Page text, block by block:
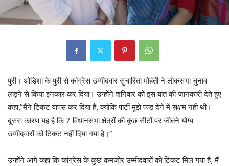
पुरी। ओडिशा के पुरी से कांग्रेस उम्मीदवार सुचारिता मोहंती ने लोकसभा चुनाव
लड़ने से किया इनकार कर दिया। उन्होंने शनिवार को इस बात की जानकारी देते हुए
कहा,”मैंने टिकट वापस कर दिया है, क्योंकि पार्टी मुझे फंड देने में सक्षम नहीं थी।
दूसरा कारण यह है कि 7 विधानसभा क्षेत्रों की कुछ सीटों पर जीतने योग्य
उम्मीदवारों को टिकट नहीं दिया गया है।”
उन्होंने आगे कहा कि कांग्रेस के कुछ कमजोर उम्मीदवारों को टिकट मिल गया है, मैं